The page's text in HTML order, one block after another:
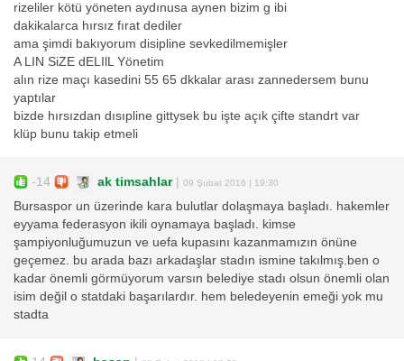
rizeliler kötü yöneten aydınusa aynen bizim g ibi
dakikalarca hırsız fırat dediler
ama şimdi bakıyorum disipline sevkedilmemişler
A LIN SiZE dELIlL Yönetim
alın rize maçı kasedini 55 65 dkkalar arası zannedersem bunu
yaptılar
bizde hırsızdan dısıpline gittysek bu işte açık çifte standrt var
klüp bunu takip etmeli
-14 ak timsahlar| 09 Şubat 2016 | 19:30
Bursaspor un üzerinde kara bulutlar dolaşmaya başladı. hakemler
eyyama federasyon ikili oynamaya başladı. kimse
şampiyonluğumuzun ve uefa kupasını kazanmamızın önüne
geçemez. bu arada bazı arkadaşlar stadın ismine takılmış.ben o
kadar önemli görmüyorum varsın belediye stadı olsun önemli olan
isim değil o statdaki başarılardır. hem beledeyenin emeği yok mu
stadta